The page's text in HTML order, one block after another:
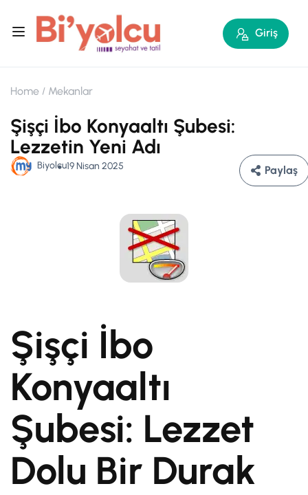
Giriş
Home Mekanlar
Şişçi İbo Konyaaltı Şubesi:
Lezzetin Yeni Adı
Biyolcu19 Nisan 2025 Paylaş
Şişçi İbo
Konyaaltı
Şubesi: Lezzet
Dolu Bir Durak